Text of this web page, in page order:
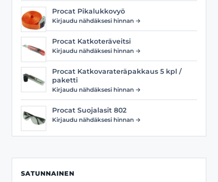
Procat Pikalukkovyö
Kirjaudu nähdäksesi hinnan →
Procat Katkoteräveitsi
Kirjaudu nähdäksesi hinnan →
Procat Katkovarateräpakkaus 5 kpl /
paketti
Kirjaudu nähdäksesi hinnan →
Procat Suojalasit 802
Kirjaudu nähdäksesi hinnan →
SATUNNAINEN